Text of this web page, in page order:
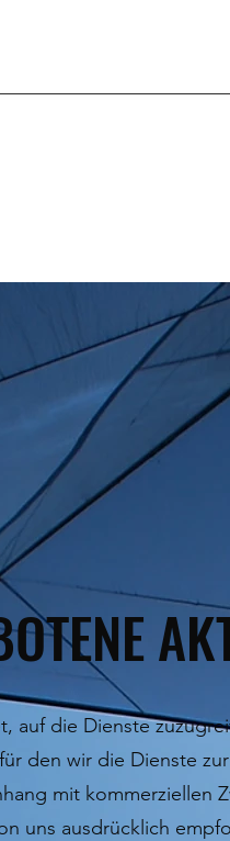
auf die Dienste
den wir die Dienste
mit kommerziellen
uns ausdrücklich